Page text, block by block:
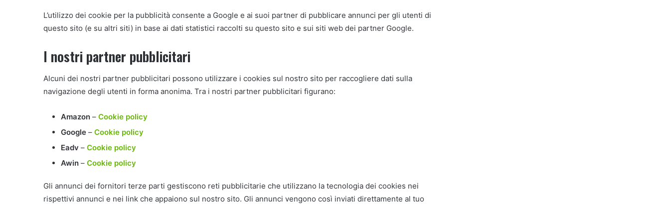
L’utilizzo dei cookie per la pubblicità consente a Google e ai suoi partner di pubblicare annunci per gli utenti di
questo sito (e su altri siti) in base ai dati statistici raccolti su questo sito e sui siti web dei partner Google.
I nostri partner pubblicitari
Alcuni dei nostri partner pubblicitari possono utilizzare i cookies sul nostro sito per raccogliere dati sulla
navigazione degli utenti in forma anonima. Tra i nostri partner pubblicitari figurano:
Amazon – Cookie policy
Google – Cookie policy
Eadv – Cookie policy
Awin – Cookie policy
Gli annunci dei fornitori terze parti gestiscono reti pubblicitarie che utilizzano la tecnologia dei cookies nei
rispettivi annunci e nei link che appaiono sul nostro sito. Gli annunci vengono così inviati direttamente al tuo